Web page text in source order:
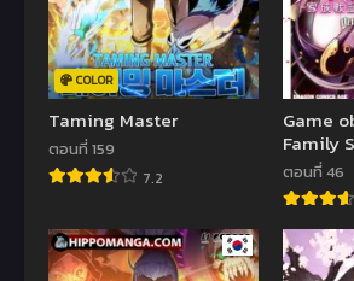
COLOR
Taming Master
ตอนที่ 159
7.2
Game
Family
ตอนที่ 46